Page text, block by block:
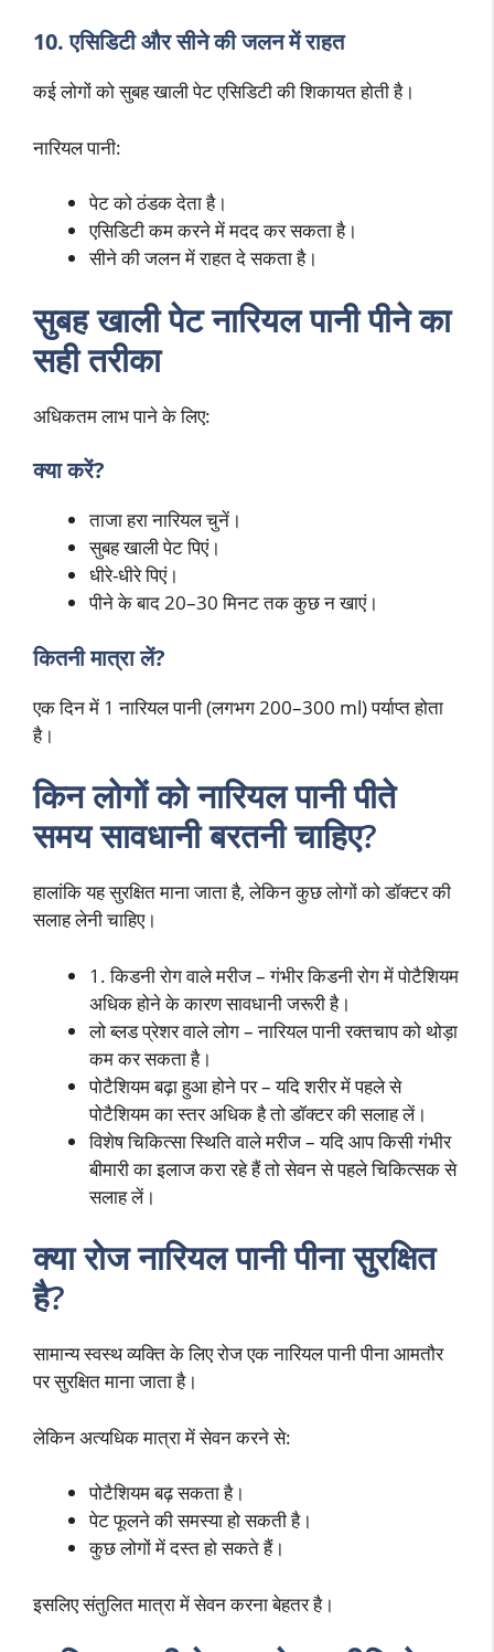
10. एसिडिटी और सीने की जलन में राहत
कई लोगों को सुबह खाली पेट एसिडिटी की शिकायत होती है।
नारियल पानी:
पेट को ठंडक देता है।
एसिडिटी कम करने में मदद कर सकता है।
सीने की जलन में राहत दे सकता है।
सुबह खाली पेट नारियल पानी पीने का
सही तरीका
अधिकतम लाभ पाने के लिए:
क्या करें?
ताजा हरा नारियल चुनें।
सुबह खाली पेट पिएं।
धीरे-धीरे पिएं।
पीने के बाद 20–30 मिनट तक कुछ न खाएं।
कितनी मात्रा लें?
एक दिन में 1 नारियल पानी (लगभग 200–300 ml) पर्याप्त होता
है।
किन लोगों को नारियल पानी पीते
समय सावधानी बरतनी चाहिए?
हालांकि यह सुरक्षित माना जाता है, लेकिन कुछ लोगों को डॉक्टर की
सलाह लेनी चाहिए।
1. किडनी रोग वाले मरीज – गंभीर किडनी रोग में पोटैशियम
अधिक होने के कारण सावधानी जरूरी है।
लो ब्लड प्रेशर वाले लोग – नारियल पानी रक्तचाप को थोड़ा
कम कर सकता है।
पोटैशियम बढ़ा हुआ होने पर – यदि शरीर में पहले से
पोटैशियम का स्तर अधिक है तो डॉक्टर की सलाह लें।
विशेष चिकित्सा स्थिति वाले मरीज – यदि आप किसी गंभीर
बीमारी का इलाज करा रहे हैं तो सेवन से पहले चिकित्सक से
सलाह लें।
क्या रोज नारियल पानी पीना सुरक्षित
है?
सामान्य स्वस्थ व्यक्ति के लिए रोज एक नारियल पानी पीना आमतौर
पर सुरक्षित माना जाता है।
लेकिन अत्यधिक मात्रा में सेवन करने से:
पोटैशियम बढ़ सकता है।
पेट फूलने की समस्या हो सकती है।
कुछ लोगों में दस्त हो सकते हैं।
इसलिए संतुलित मात्रा में सेवन करना बेहतर है।